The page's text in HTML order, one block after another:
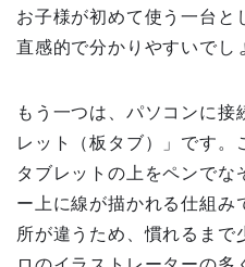
お子様が初めて使う一台と
直感的で分かりやすいでし
もう一つは、パソコンに接
レット（板タブ）」です。
タブレットの上をペンでな
ー上に線が描かれる仕組み
所が違うため、慣れるまで